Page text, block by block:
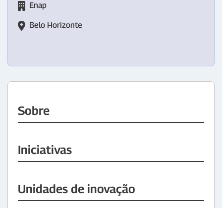
Enap
Belo Horizonte
Sobre
Iniciativas
Unidades de inovação